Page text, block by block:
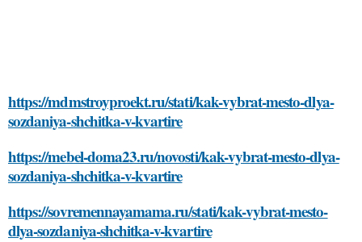
https://mdmstroyproekt.ru/stati/kak-vybrat-mesto-dlya-
sozdaniya-shchitka-v-kvartire
https://mebel-doma23.ru/novosti/kak-vybrat-mesto-dlya-
sozdaniya-shchitka-v-kvartire
https://sovremennayamama.ru/stati/kak-vybrat-mesto-
dlya-sozdaniya-shchitka-v-kvartire